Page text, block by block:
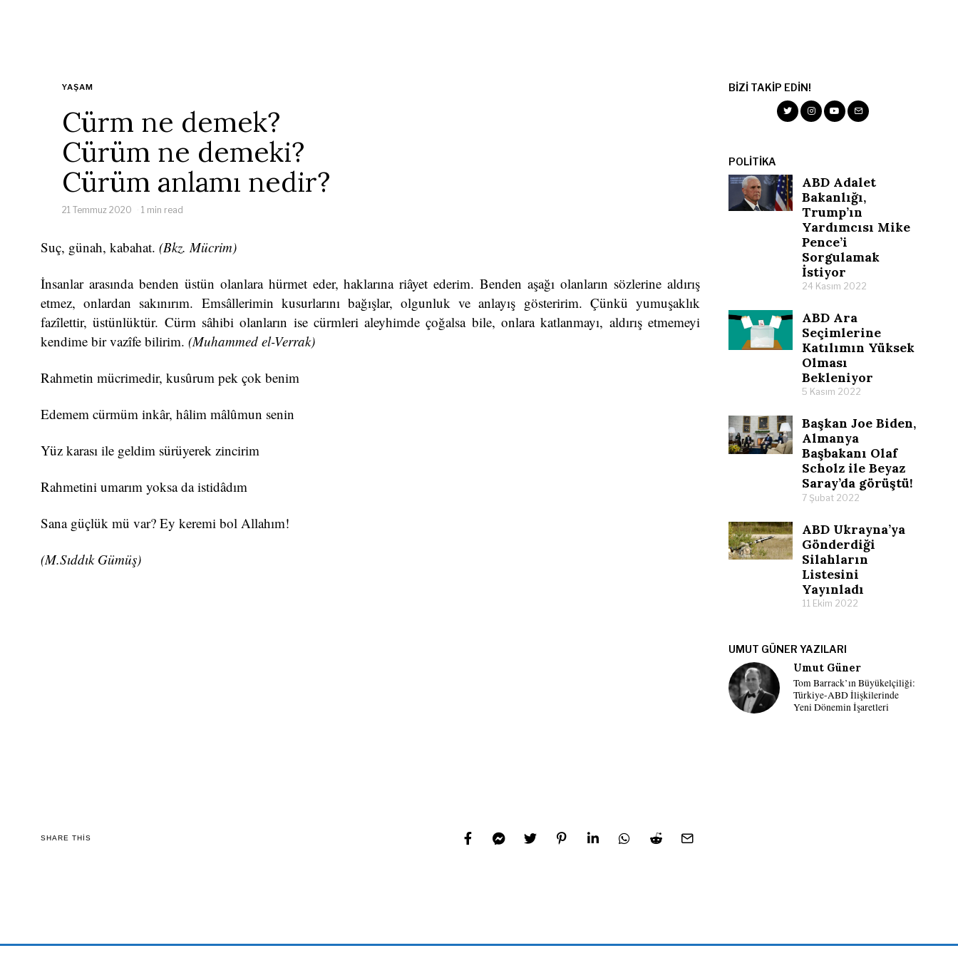
YAŞAM
Cürm ne demek?
Cürüm ne demeki?
Cürüm anlamı nedir?
21 Temmuz 2020 1 min read
Suç, günah, kabahat. (Bkz. Mücrim)
İnsanlar arasında benden üstün olanlara hürmet eder, haklarına riâyet ederim. Benden aşağı olanların sözlerine aldırış
etmez, onlardan sakınırım. Emsâllerimin kusurlarını bağışlar, olgunluk ve anlayış gösteririm. Çünkü yumuşaklık
fazîlettir, üstünlüktür. Cürm sâhibi olanların ise cürmleri aleyhimde çoğalsa bile, onlara katlanmayı, aldırış etmemeyi
kendime bir vazîfe bilirim. (Muhammed el-Verrak)
Rahmetin mücrimedir, kusûrum pek çok benim
Edemem cürmüm inkâr, hâlim mâlûmun senin
Yüz karası ile geldim sürüyerek zincirim
Rahmetini umarım yoksa da istidâdım
Sana güçlük mü var? Ey keremi bol Allahım!
(M.Sıddık Gümüş)
SHARE THIS
BIZI TAKIP EDIN!
POLITIKA
ABD Adalet
Bakanlığı,
Trump’ın
Yardımcısı Mike
Pence’i
Sorgulamak
İstiyor
24 Kasım 2022
ABD Ara
Seçimlerine
Katılımın Yüksek
Olması
Bekleniyor
5 Kasım 2022
Başkan Joe Biden,
Almanya
Başbakanı Olaf
Scholz ile Beyaz
Saray’da görüştü!
7 Şubat 2022
ABD Ukrayna’ya
Gönderdiği
Silahların
Listesini
Yayınladı
11 Ekim 2022
UMUT GÜNER YAZILARI
Umut Güner
Tom Barrack’ın Büyükelçiliği:
Türkiye-ABD İlişkilerinde
Yeni Dönemin İşaretleri